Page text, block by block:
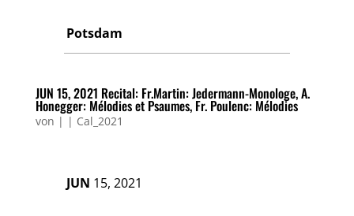
Potsdam
JUN 15, 2021 Recital: Fr.Martin: Jedermann-Monologe, A.
Honegger: Mélodies et Psaumes, Fr. Poulenc: Mélodies
von | | Cal_2021
JUN 15, 2021